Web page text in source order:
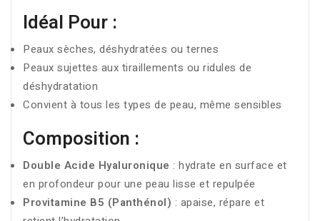
Idéal Pour :
Peaux sèches, déshydratées ou ternes
Peaux sujettes aux tiraillements ou ridules de
déshydratation
Convient à tous les types de peau, même sensibles
Composition :
Double Acide Hyaluronique : hydrate en surface et
en profondeur pour une peau lisse et repulpée
Provitamine B5 (Panthénol) : apaise, répare et